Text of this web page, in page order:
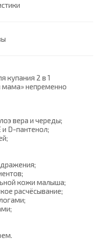
купания 2 в 1
непременно
вера и череды;
D-пантенол;
кожи малыша;
расчёсывание;